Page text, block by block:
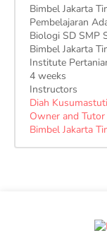
Bimbel Jakarta
Pembelajaran
Biologi SD SMP
Bimbel Jakarta
Institute
4 weeks
Instructors
Diah Kusumastuti
Owner and Tutor
Bimbel Jakarta